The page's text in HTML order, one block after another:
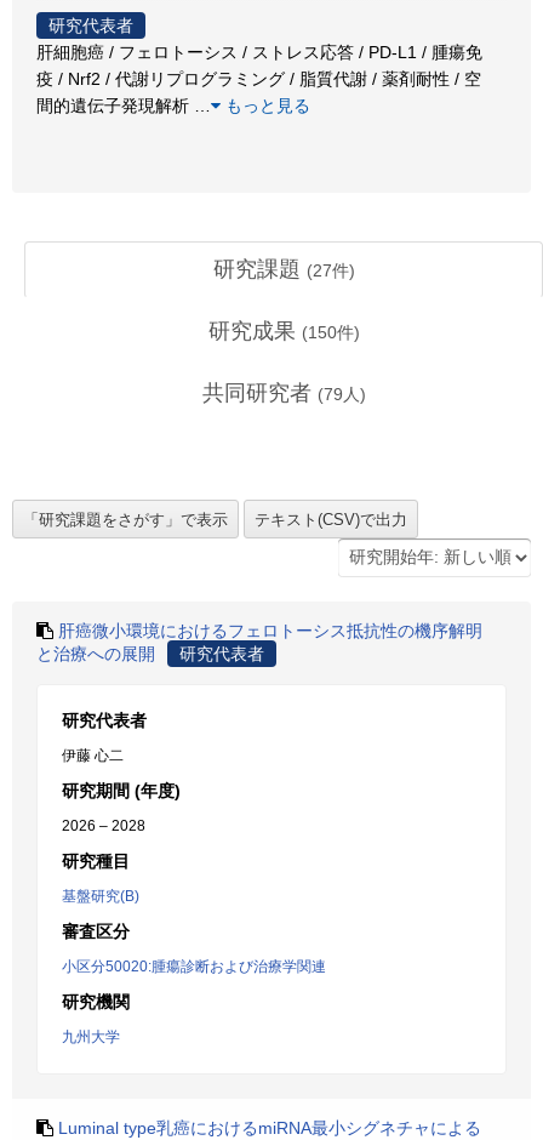
研究代表者
肝細胞癌 / フェロトーシス / ストレス応答 / PD-L1 / 腫瘍免
疫 / Nrf2 / 代謝リプログラミング / 脂質代謝 / 薬剤耐性 / 空
間的遺伝子発現解析
もっと見る
研究課題 (27件)
研究成果 (150件)
共同研究者 (79 人)
肝癌微小環境におけるフェロトーシス抵抗性の機序解明
と治療への展開
研究代表者
研究代表者
伊藤 心二
研究期間 (年度)
2026 – 2028
研究種目
基盤研究(B)
審査区分
小区分50020:腫瘍診断および治療学関連
研究機関
九州大学
Luminal type乳癌におけるmiRNA最小シグネチャによる